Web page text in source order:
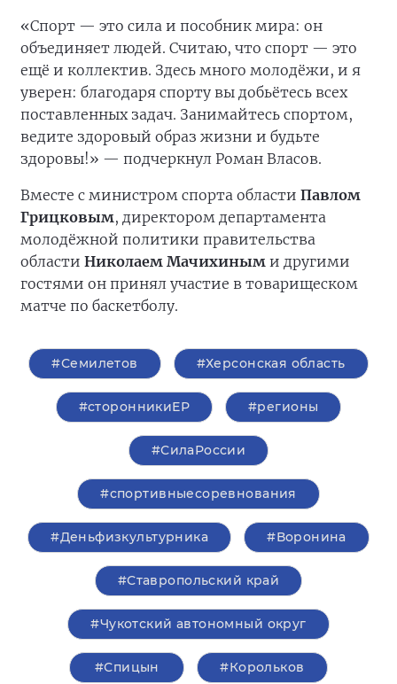
«Спорт — это сила и пособник мира: он
объединяет людей. Считаю, что спорт — это
ещё и коллектив. Здесь много молодёжи, и я
уверен: благодаря спорту вы добьётесь всех
поставленных задач. Занимайтесь спортом,
ведите здоровый образ жизни и будьте
здоровы!» — подчеркнул Роман Власов.
Вместе с министром спорта области Павлом
Грицковым, директором департамента
молодёжной политики правительства
области Николаем Мачихиным и другими
гостями он принял участие в товарищеском
матче по баскетболу.
#Семилетов #Херсонская область
#сторонникиЕР #регионы
#СилаРоссии
#спортивныесоревнования
#Деньфизкультурника #Воронина
#Ставропольский край
#Чукотский автономный округ
#Спицын #Корольков